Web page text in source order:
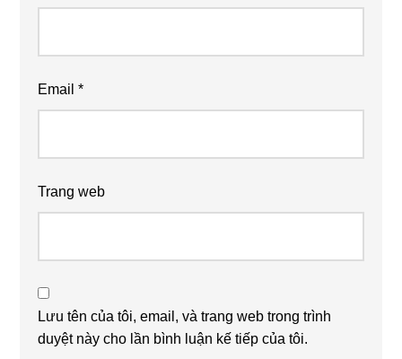
Email*
Trang web
Lưu tên của tôi, email, và trang web trong trình
duyệt này cho lần bình luận kế tiếp của tôi.